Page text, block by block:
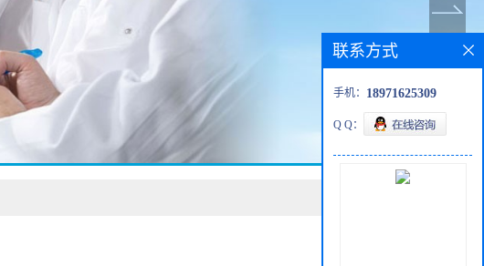
联系方式
手机： 18971625309
Q Q：